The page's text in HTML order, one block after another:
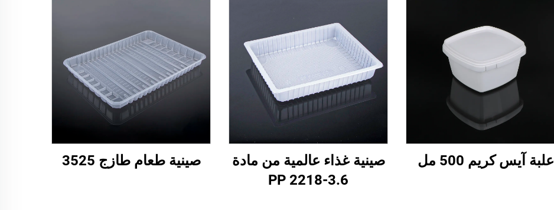
علبة آيس كريم 500 مل
صينية غذاء عالمية من مادة
PP 2218-3.6
صينية طعام طازج 3525